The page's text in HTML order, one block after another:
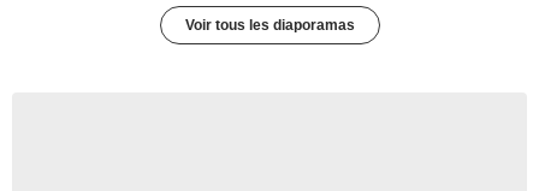
Voir tous les diaporamas